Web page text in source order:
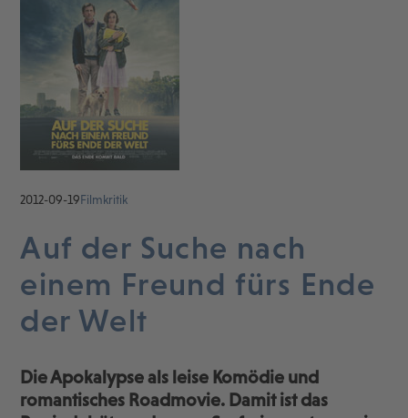
2012-09-19Filmkritik
Auf der Suche nach
einem Freund fürs Ende
der Welt
Die Apokalypse als leise Komödie und
romantisches Roadmovie. Damit ist das